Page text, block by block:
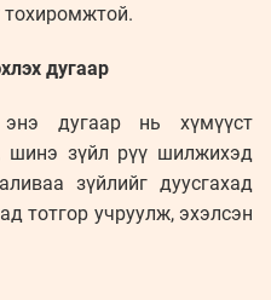
тохиромжтой.
дугаар
дугаар нь хүмүүст
шинэ зүйл рүү шилжихэд
зүйлийг дуусгахад
тотгор учруулж, эхэлсэн